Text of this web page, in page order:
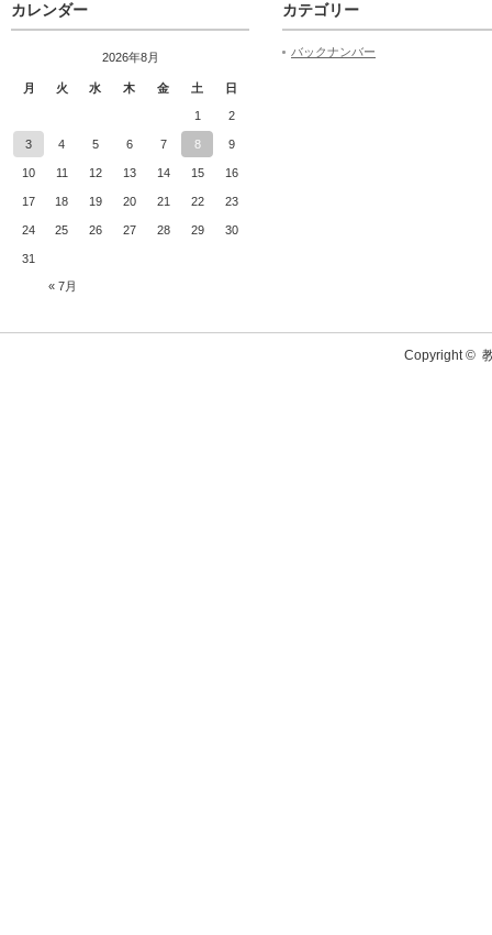
カレンダー
2026年8月
月 火 水 木 金 土 日
« 7月
1 2
3 4 5 6 7 8 9
10 11 12 13 14 15 16
17 18 19 20 21 22 23
24 25 26 27 28 29 30
31
カテゴリー
バックナンバー
Copyright ©